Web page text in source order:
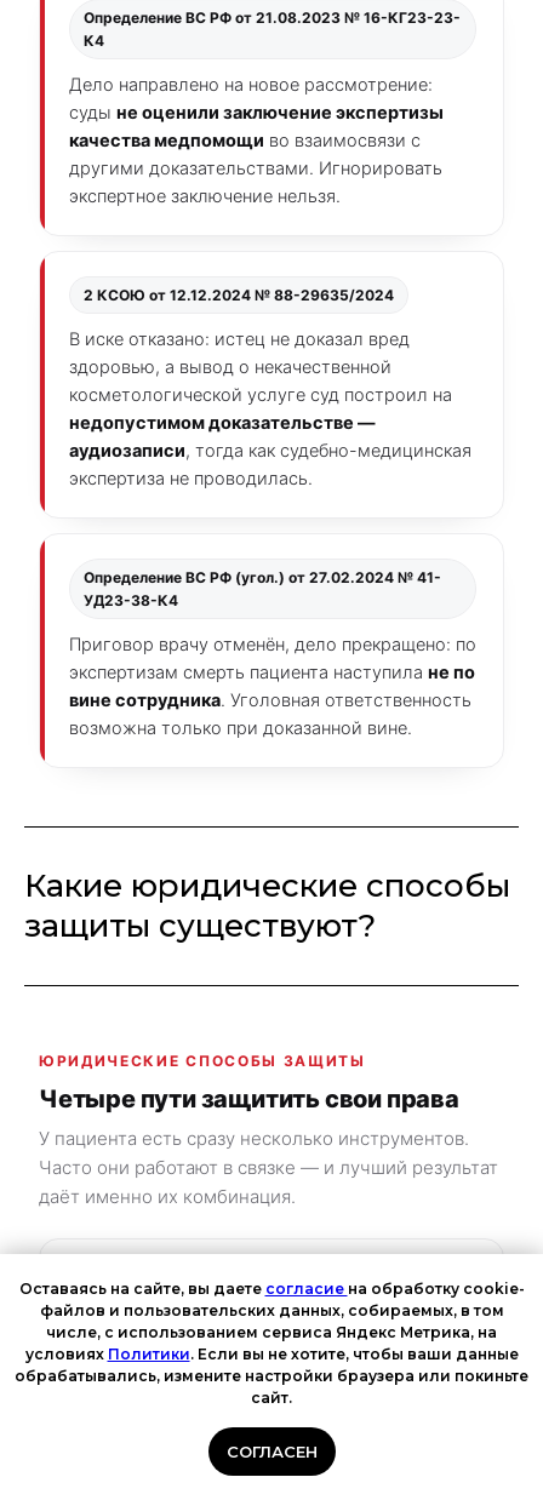
Определение ВС РФ от 21.08.2023 № 16-КГ23-23-
К4
Дело направлено на новое рассмотрение:
суды не оценили заключение экспертизы
качества медпомощи во взаимосвязи с
другими доказательствами. Игнорировать
экспертное заключение нельзя.
2 КСОЮ от 12.12.2024 № 88-29635/2024
В иске отказано: истец не доказал вред
здоровью, а вывод о некачественной
косметологической услуге суд построил на
недопустимом доказательстве —
аудиозаписи, тогда как судебно-медицинская
экспертиза не проводилась.
Определение ВС РФ (угол.) от 27.02.2024 № 41-
УД23-38-К4
Приговор врачу отменён, дело прекращено: по
экспертизам смерть пациента наступила не по
вине сотрудника. Уголовная ответственность
возможна только при доказанной вине.
Какие юридические способы
защиты существуют?
ЮРИДИЧЕСКИЕ СПОСОБЫ ЗАЩИТЫ
Четыре пути защитить свои права
У пациента есть сразу несколько инструментов.
Часто они работают в связке — и лучший результат
даёт именно их комбинация.
⚖️ Гражданско-правовой
Основной путь: возмещение вреда здоровью и
морального вреда, возврат стоимости услуги и
расходов на лечение через иск к организации.
Оставаясь на сайте, вы даете согласие на обработку cookie-
файлов и пользовательских данных, собираемых, в том
числе, с использованием сервиса Яндекс Метрика, на
условиях Политики. Если вы не хотите, чтобы ваши данные
обрабатывались, измените настройки браузера или покиньте
сайт.
СОГЛАСЕН